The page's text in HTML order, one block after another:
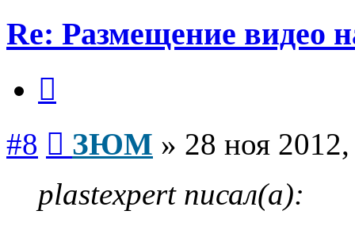
Re: Размещение видео
#8 ЗЮМ » 28 ноя
plastexpert писал(а):